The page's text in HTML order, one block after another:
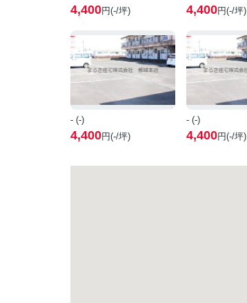
4,400円(-/坪) 4,400円(-/坪)
- (-)
4,400円(-/坪)
- (-)
4,400円(-/坪)